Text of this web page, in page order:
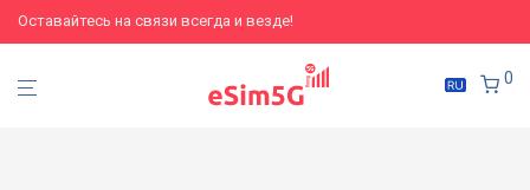
Оставайтесь на связи всегда и везде!
0